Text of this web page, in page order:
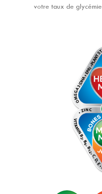
votre taux de glycémie.